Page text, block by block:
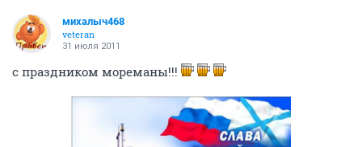
михалыч468
veteran
31 июля 2011
с праздником мореманы!!!